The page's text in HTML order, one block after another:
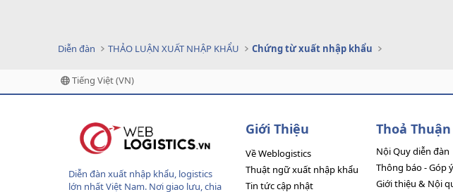
Diễn đàn THẢO LUẬN XUẤT NHẬP KHẨU Chứng từ xuất nhập khẩu
Tiếng Việt (VN)
Diễn đàn xuất nhập khẩu, logistics
lớn nhất Việt Nam. Nơi giao lưu, chia
Giới Thiệu
Về Weblogistics
Thuật ngữ xuất nhập khẩu
Tin tức cập nhật
Thoả Thuận
Nội Quy diễn đàn
Thông báo - Góp ý
Giới thiệu & Nội